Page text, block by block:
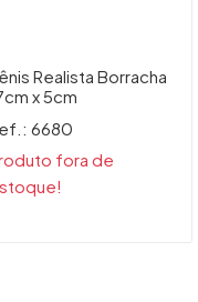
Realista Borracha
x 5cm
6680
fora de